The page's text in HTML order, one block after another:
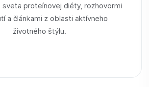
sveta proteínovej diéty, rozhovormi
a článkami z oblasti aktívneho
životného štýlu.